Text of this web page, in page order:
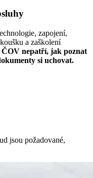
zapojení,
a zaškolení
ČOV nepatří, jak poznat
si uchovat.
jsou požadované,